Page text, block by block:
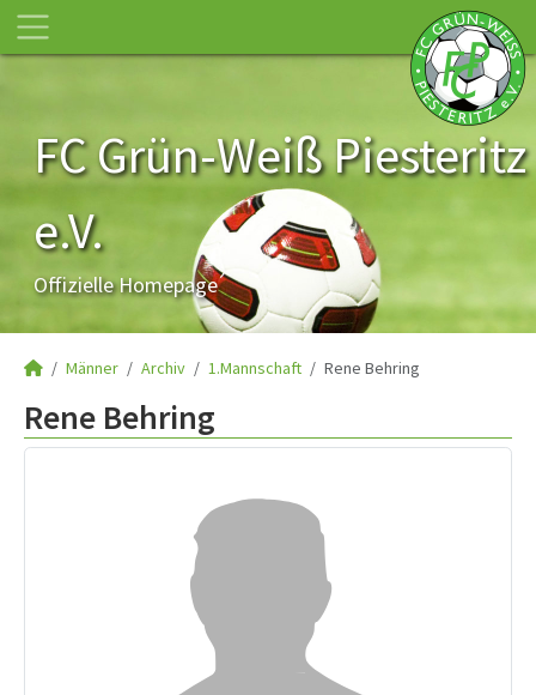
FC Grün-Weiß Piesteritz
e.V.
Offizielle Homepage
Männer Archiv 1.Mannschaft Rene Behring
Rene Behring